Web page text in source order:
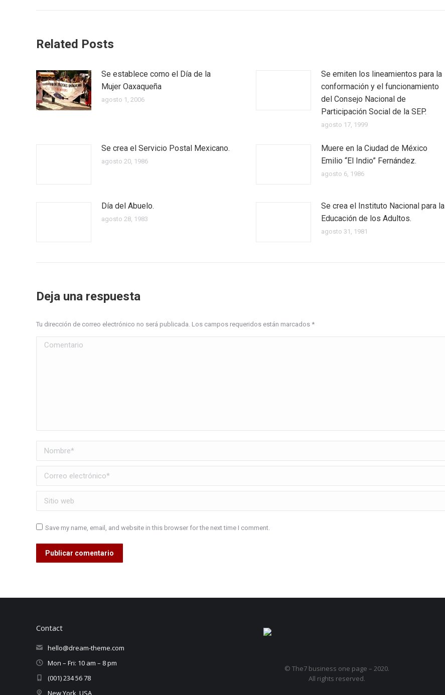
Related Posts
Se establece como el Día de la
Mujer Oaxaqueña
agosto 1, 2006
Se emiten los lineamientos para la
conformación y el funcionamiento
del Consejo Nacional de
Participación Social de la SEP.
agosto 17, 1999
Se crea el Servicio Postal Mexicano.
agosto 20, 1986
Muere en la Ciudad de México
Emilio “El Indio” Fernández.
agosto 6, 1986
Día del Abuelo.
agosto 28, 1983
Se crea el Instituto Nacional para la
Educación de los Adultos.
agosto 31, 1981
Deja una respuesta
Tu dirección de correo electrónico no será publicada. Los campos requeridos están marcados *
Comentario
Nombre *
Correo electrónico *
Sitio web
Save my name, email, and website in this browser for the next time I comment.
Publicar comentario
Contact
hello@dream-theme.com
Mon – Fri: 10 am – 8 pm
(001) 234 56 78
New York, USA
© The7 business one page – 2020.
All rights reserved.